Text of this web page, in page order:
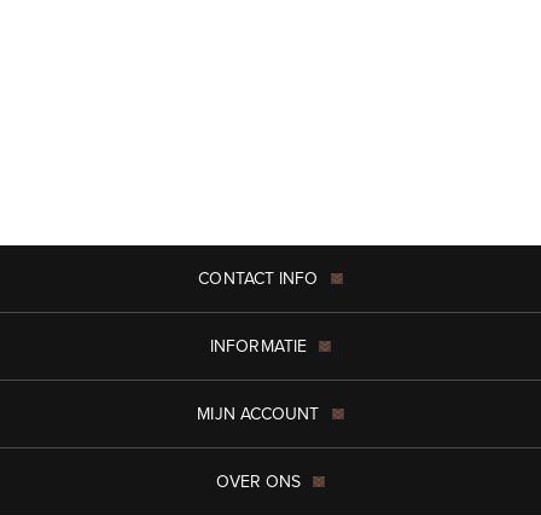
CONTACT INFO
INFORMATIE
MIJN ACCOUNT
OVER ONS